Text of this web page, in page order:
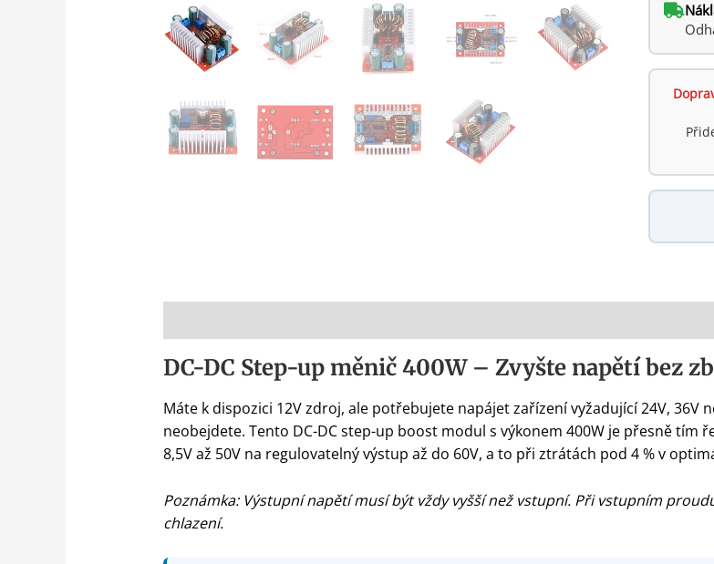
DC-DC Step-up měnič 400W – Zvyšte napětí bez
Máte k dispozici 12V zdroj, ale potřebujete napájet zařízení vyžadující 24V, 36V
neobejdete. Tento DC-DC step-up boost modul s výkonem 400W je přesně tím
8,5V až 50V na regulovatelný výstup až do 60V, a to při ztrátách pod 4 % v
Poznámka: Výstupní napětí musí být vždy vyšší než vstupní. Při vstupním
chlazení.